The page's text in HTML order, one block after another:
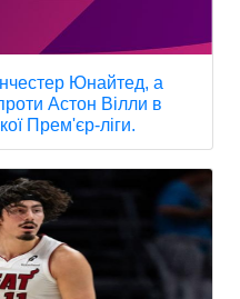
Юнайтед, а
Астон Вілли в
Прем'єр-ліги.